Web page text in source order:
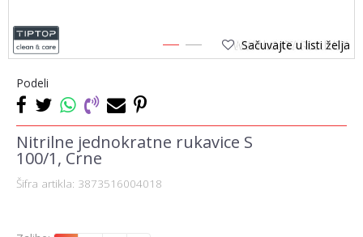
1 2 Sačuvajte u listi želja
Podeli
Nitrilne jednokratne rukavice S
100/1, Crne
Šifra artikla: 3873516004018